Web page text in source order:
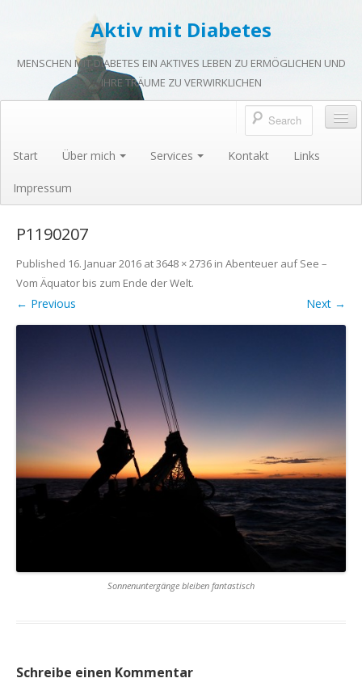
Aktiv mit Diabetes
MENSCHEN MIT DIABETES EIN AKTIVES LEBEN ZU ERMÖGLICHEN UND
IHRE TRÄUME ZU VERWIRKLICHEN
Start Über mich Services Kontakt Links
Impressum
P1190207
Published 16. Januar 2016 at3648 × 2736 in Abenteuer auf See –
Vom Äquator bis zum Ende der Welt.
← Previous Next →
Sonnenuntergänge bleiben fantastisch
Schreibe einen Kommentar